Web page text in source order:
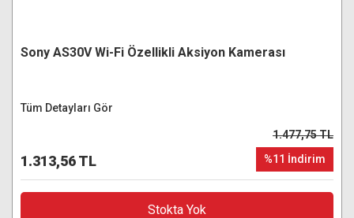
Sony AS30V Wi-Fi Özellikli Aksiyon Kamerası
Tüm Detayları Gör
1.313,56 TL
1.477,75 TL
%11 İndirim
Stokta Yok